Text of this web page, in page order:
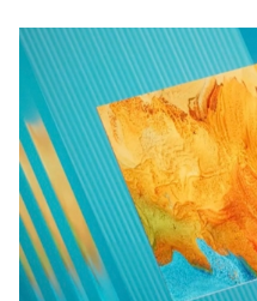
yöneticilerinden Cihan
direktörü Irmak & Ceren
alanlarında sergilenmesi